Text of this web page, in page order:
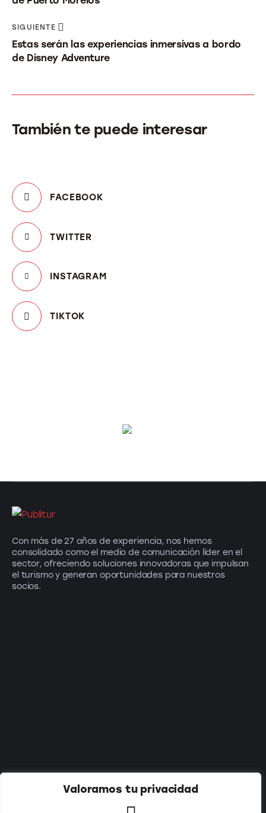
Valoramos tu privacidad
SIGUIENTE
Estas serán las experiencias inmersivas a bordo
de Disney Adventure
También te puede interesar
FACEBOOK
TWITTER
INSTAGRAM
TIKTOK
Con más de 27 años de experiencia, nos hemos
consolidado como el medio de comunicación líder en el
sector, ofreciendo soluciones innovadoras que impulsan
el turismo y generan oportunidades para nuestros
socios.